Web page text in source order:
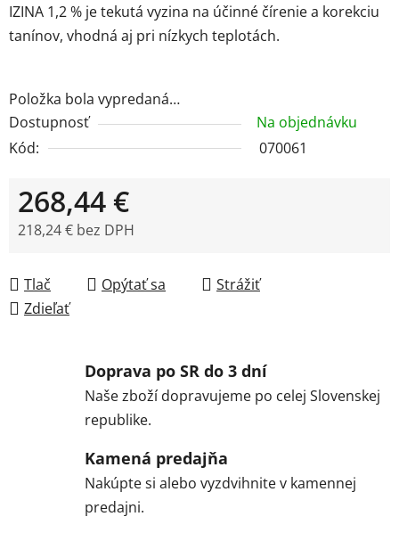
IZINA 1,2 % je tekutá vyzina na účinné čírenie a korekciu
tanínov, vhodná aj pri nízkych teplotách.
Položka bola vypredaná…
Dostupnosť
Na objednávku
Kód:
070061
268,44 €
218,24 € bez DPH
Tlač
Opýtať sa
Strážiť
Zdieľať
Doprava po SR do 3 dní
Naše zboží dopravujeme po celej Slovenskej
republike.
Kamená predajňa
Nakúpte si alebo vyzdvihnite v kamennej
predajni.